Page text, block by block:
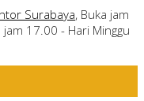
Surabaya, Buka jam
17.00 - Hari Minggu